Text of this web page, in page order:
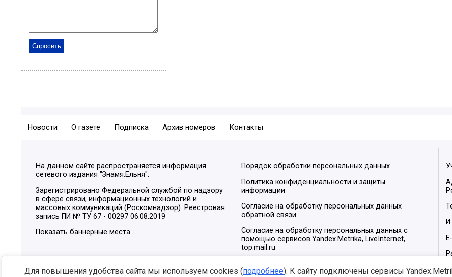
Новости О газете Подписка Архив номеров Контакты
На данном сайте распространяется информация
сетевого издания "Знамя.Ельня".
Зарегистрировано Федеральной службой по надзору
в сфере связи, информационных технологий и
массовых коммуникаций (Роскомнадзор). Реестровая
запись ПИ № ТУ 67 - 00297 06.08.2019
Показать баннерные места
Порядок обработки персональных данных
Политика конфиденциальности и защиты
информации
Согласие на обработку персональных данных
обратной связи
Согласие на обработку персональных данных с
помощью сервисов Yandex.Metrika, LiveInternet,
top.mail.ru
Для повышения удобства сайта мы используем cookies (подробнее). К сайту подключены сервисы